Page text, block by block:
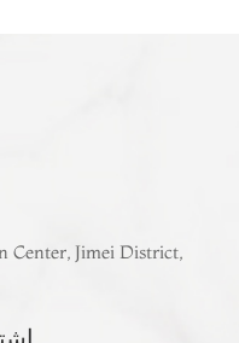
Center, Jimei District,